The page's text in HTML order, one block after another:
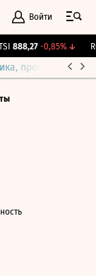
Войти
888,27 -0,85%↓
прогнозы